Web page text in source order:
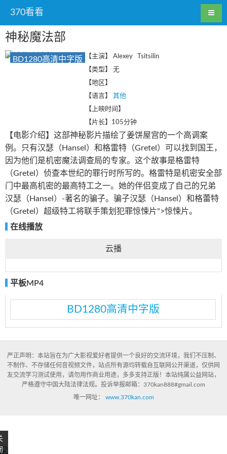
370看看
神秘魔法部
BD1280高清中字版 【主演】
Alexey Tsitsilin
【类型】
无
【地区】
【语言】
其他
【上映时间】
【片长】 105分钟
【电影介绍】这部神秘影片描绘了姜饼屋宫的一个高调案
例。只有汉瑟（Hansel）和格雷特（Gretel）可以找到国王，
因为他们是机密魔法调查局的专家。这个故事是格雷特
（Gretel）侦查本世纪的罪行时所写的。格雷特是机密安全部
门中最高机密的最高特工之一。她的伴侣变成了自己的兄弟
汉瑟（Hansel）-著名的骗子。骗子汉瑟（Hansel）和格蕾特
（Gretel）超级特工将联手策划犯罪惊悚片">惊悚片。
在线播放
云播
平板MP4
BD1280高清中字版
严正声明：本站旨在为广大影视爱好者提供一个良好的交流环境，我们不压制、
不制作、不存储任何音视频文件，站点所有源均转载自互联网公开渠道，仅供网
友交流学习测试使用，请勿用作商业用途，多多支持正版！本站纯属公益网站，
严格遵守中国大陆法律法规。投诉举报邮箱：370kan888#gmail.com
唯一网址： www.370kan.com